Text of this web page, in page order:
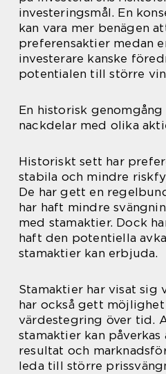
investeringsmål. En
kan vara mer benägen
preferensaktier medan
investerare kanske
potentialen till större
En historisk
nackdelar med olika
Historiskt sett har
stabila och mindre
De har gett en
har haft mindre
med stamaktier. Dock
haft den potentiella
stamaktier kan erbjuda.
Stamaktier har visat sig
har också gett
värdestegring över tid.
stamaktier kan
resultat och
leda till större